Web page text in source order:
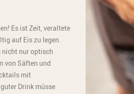
Es ist Zeit, veraltete
auf Eis zu legen.
nicht nur optisch
von Säften und
mit
Drink müsse